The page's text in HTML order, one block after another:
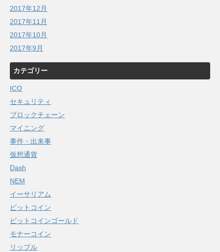
2017年12月
2017年11月
2017年10月
2017年9月
カテゴリー
ICO
セキュリティ
ブロックチェーン
マイニング
事件・出来事
仮想通貨
Dash
NEM
イーサリアム
ビットコイン
ビットコインゴールド
モナーコイン
リップル